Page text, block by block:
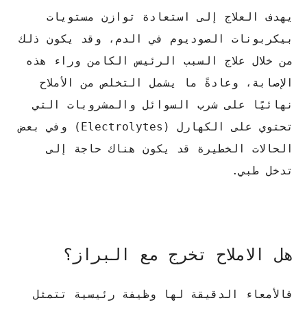
يهدف العلاج إلى استعادة توازن مستويات
بيكربونات الصوديوم في الدم، وقد يكون ذلك
من خلال علاج السبب الرئيس الكامن وراء هذه
الإصابة، وعادةً ما يشمل التخلص من الأملاح
نهائيًا على شرب السوائل والمشروبات التي
تحتوي على الكهارل (Electrolytes) وفي بعض
الحالات الخطيرة قد يكون هناك حاجة إلى
تدخل طبي.
هل الاملاح تخرج مع البراز؟
فالأمعاء الدقيقة لها وظيفة رئيسية تتمثل